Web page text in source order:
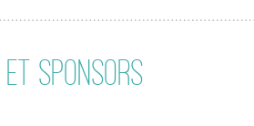
et sponsors